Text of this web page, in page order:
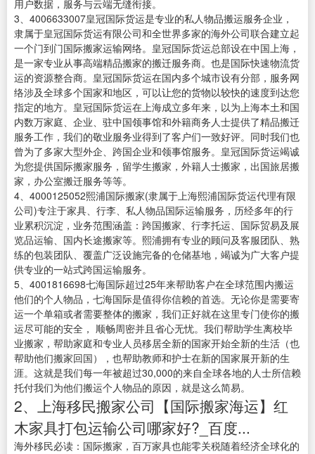
用户数据，服务与云端无缝衔接。
3、4006633007皇冠国际货运是专业的私人物品搬运服务企业，
隶属于皇冠国际货运有限公司和全世界多家的海外公司联合建立起
一个门到门国际搬家运输网络。皇冠国际货运总部设在中国上海，
是一家专业从事高端精品搬家的搬迁服务商。也是国际快速物流货
运的资源整合商。皇冠国际货运在国内多个城市设有分部，服务网
络涉及全球多个国家和地区，可以让您的货物以较快的速度到达您
指定的地方。皇冠国际货运在上海成立多年来，以为上海本土和国
内数万家庭、企业、驻中国领事馆和外籍商务人士提供了精品搬迁
服务工作，我们的敬业服务业得到了客户们一致好评。同时我们也
曾为了多家大型外企、跨国企业和领事馆服务。皇冠国际货运竭诚
为您提供国际搬家服务，留学生搬家，外籍人士搬家，出国旅居搬
家，办公室搬迁服务等等。
4、4000125052熙浦国际搬家(隶属于上海熙浦国际货运代理有限
公司)专注于家具、行李、私人物品国际运输服务，历经多年的行
业累积沉淀，业务范围涵盖：跨国搬家、行李托运、国际贸易及展
览品运输、国内长途搬家等。熙浦拥有专业的顾问及客服团队、熟
练的包装团队、覆盖广泛设施完备的仓储基地，竭诚为广大客户提
供专业的一站式跨国运输服务。
5、4001816698七海国际超过25年来帮助客户在全球范围内搬运
他们的个人物品，七海国际是值得你信赖的首选。无论你是需要寄
运一个单箱或者需要整体的搬家，我们正好就在这里专门使你的搬
运尽可能的安全， 顺畅周密并且省心无忧。我们帮助学生离校毕
业搬家，帮助家庭和专业人员移居全新的国家开始全新的生活（也
帮助他们搬家回国），也帮助教师和护士在新的国家展开新的生
涯。这就是我们每一年被超过30,000的来自全球各地的人士所信赖
托付我们为他们搬运个人物品的原因，就是这么简易。
2、上海移民搬家公司【国际搬家海运】红
木家具打包运输公司哪家好?_百度...
海外移民必读：国际搬家，百万家具也能零关税随着经济全球化的